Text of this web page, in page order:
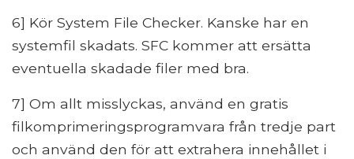
6] Kör System File Checker. Kanske har en
systemfil skadats. SFC kommer att ersätta
eventuella skadade filer med bra.
7] Om allt misslyckas, använd en gratis
filkomprimeringsprogramvara från tredje part
och använd den för att extrahera innehållet i